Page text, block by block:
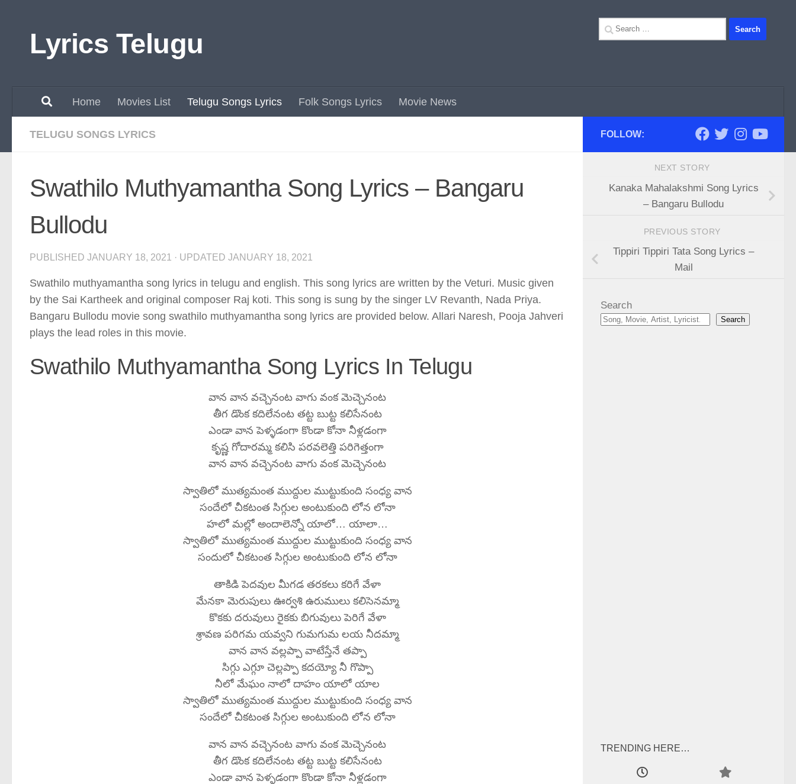
Lyrics Telugu
Search
for:
Home Movies List Telugu Songs Lyrics Folk Songs Lyrics Movie News
TELUGU SONGS LYRICS
Swathilo Muthyamantha Song Lyrics – Bangaru
Bullodu
PUBLISHED JANUARY 18, 2021 · UPDATED JANUARY 18, 2021
Swathilo muthyamantha song lyrics in telugu and english. This song lyrics are written by the Veturi. Music given
by the Sai Kartheek and original composer Raj koti. This song is sung by the singer LV Revanth, Nada Priya.
Bangaru Bullodu movie song swathilo muthyamantha song lyrics are provided below. Allari Naresh, Pooja Jahveri
plays the lead roles in this movie.
Swathilo Muthyamantha Song Lyrics In Telugu
వాన వాన వచ్చెనంట వాగు వంక మెచ్చెనంట
తీగ డొంక కదిలేనంట తట్ట బుట్ట కలిసేనంట
ఎండా వాన పెళ్ళడంగా కొండా కోనా నీళ్లడంగా
కృష్ణ గోదారమ్మ కలిసి పరవలెత్తి పరిగెత్తంగా
వాన వాన వచ్చెనంట వాగు వంక మెచ్చెనంట
స్వాతిలో ముత్యమంత ముద్దుల ముట్టుకుంది సంధ్య వాన
సందేలో చీకటంత సిగ్గుల అంటుకుంది లోన లోనా
హలో మల్లో అందాలెన్నో యాలో… యాలా…
స్వాతిలో ముత్యమంత ముద్దుల ముట్టుకుంది సంధ్య వాన
సందులో చీకటంత సిగ్గుల అంటుకుంది లోన లోనా
తాకిడి పెదవుల మీగడ తరకలు కరిగే వేళా
మేనకా మెరుపులు ఊర్వశి ఉరుములు కలిసెనమ్మా
కొకకు దరువులు రైకకు బిగువులు పెరిగే వేళా
శ్రావణ పరిగమ యవ్వని గుమగుమ లయ నీదమ్మా
వాన వాన వల్లప్పా వాటేస్తేనే తప్పా
సిగ్గు ఎగ్గూ చెల్లప్పా కదయ్యో నీ గొప్పా
నీలో మేఘం నాలో దాహం యాలో యాల
స్వాతిలో ముత్యమంత ముద్దుల ముట్టుకుంది సంధ్య వాన
సందేలో చీకటంత సిగ్గుల అంటుకుంది లోన లోనా
వాన వాన వచ్చెనంట వాగు వంక మెచ్చెనంట
తీగ డొంక కదిలేనంట తట్ట బుట్ట కలిసేనంట
ఎండా వాన పెళ్ళడంగా కొండా కోనా నీళ్లడంగా
FOLLOW:
NEXT STORY
Kanaka Mahalakshmi Song Lyrics
– Bangaru Bullodu
PREVIOUS STORY
Tippiri Tippiri Tata Song Lyrics –
Mail
Search
Search
TRENDING HERE…